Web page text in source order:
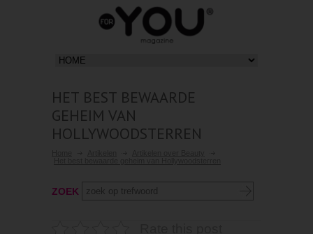
HET BEST BEWAARDE
GEHEIM VAN
HOLLYWOODSTERREN
ZOEK